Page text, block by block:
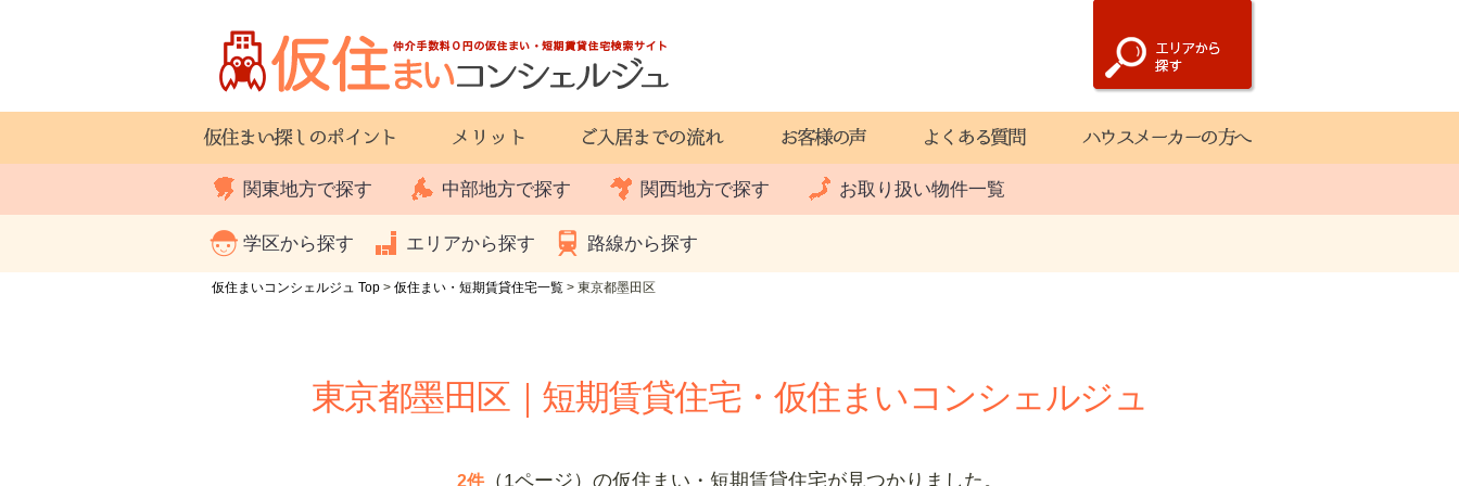
関東地方で探す 中部地方で探す 関西地方で探す お取り扱い物件一覧
学区から探す エリアから探す 路線から探す
仮住まいコンシェルジュ Top > 仮住まい・短期賃貸住宅一覧 > 東京都墨田区
東京都墨田区｜短期賃貸住宅・仮住まいコンシェルジュ
2件（1ページ）の仮住まい・短期賃貸住宅が見つかりました。